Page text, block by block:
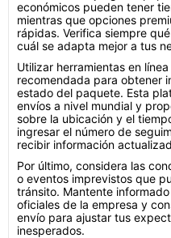
económicos pueden tener
mientras que opciones
rápidas. Verifica siempre
cuál se adapta mejor a tus
Utilizar herramientas en
recomendada para obtener
estado del paquete. Esta
envíos a nivel mundial y
sobre la ubicación y el
ingresar el número de
recibir información
Por último, considera las
o eventos imprevistos que
tránsito. Mantente
oficiales de la empresa y
envío para ajustar tus
inesperados.